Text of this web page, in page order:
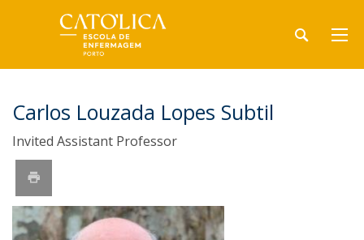
Carlos Louzada Lopes Subtil
Invited Assistant Professor